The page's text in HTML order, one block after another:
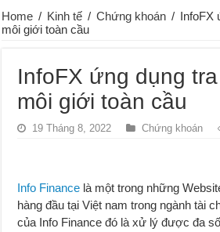
Home / Kinh tế / Chứng khoán / InfoFX
môi giới toàn cầu
InfoFX ứng dụng
môi giới toàn cầu
19 Tháng 8, 2022 Chứng khoán
Info Finance là một trong những
hàng đầu tại Việt nam trong ngành tài
của Info Finance đó là xử lý được đa